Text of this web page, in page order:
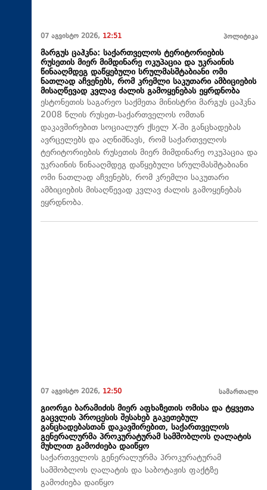
07 აგვისტო 2026, 12:51 პოლიტიკა
მარგუს ცაჰკნა: საქართველოს ტერიტორიების
რუსეთის მიერ მიმდინარე ოკუპაცია და უკრაინის
წინააღმდეგ დაწყებული სრულმასშტაბიანი ომი
ნათლად აჩვენებს, რომ კრემლი საკუთარი ამბიციების
მისაღწევად კვლავ ძალის გამოყენებას ეყრდნობა
ესტონეთის საგარეო საქმეთა მინისტრი მარგუს ცაჰკნა
2008 წლის რუსეთ-საქართველოს ომთან
დაკავშირებით სოციალურ ქსელ X-ში განცხადებას
ავრცელებს და აღნიშნავს, რომ საქართველოს
ტერიტორიების რუსეთის მიერ მიმდინარე ოკუპაცია და
უკრაინის წინააღმდეგ დაწყებული სრულმასშტაბიანი
ომი ნათლად აჩვენებს, რომ კრემლი საკუთარი
ამბიციების მისაღწევად კვლავ ძალის გამოყენებას
ეყრდნობა.
07 აგვისტო 2026, 12:50 სამართალი
გიორგი ბარამიძის მიერ აფხაზეთის ომისა და ტყვეთა
გაცვლის პროცესის შესახებ გაკეთებულ
განცხადებასთან დაკავშირებით, საქართველოს
გენერალურმა პროკურატურამ სამშობლოს ღალატის
მუხლით გამოძიება დაიწყო
საქართველოს გენერალურმა პროკურატურამ
სამშობლოს ღალატის და საბოტაჟის ფაქტზე
გამოძიება დაიწყო